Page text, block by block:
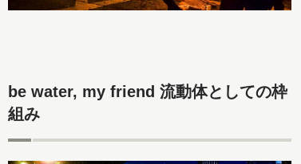
be water, my friend 流動体としての枠
組み